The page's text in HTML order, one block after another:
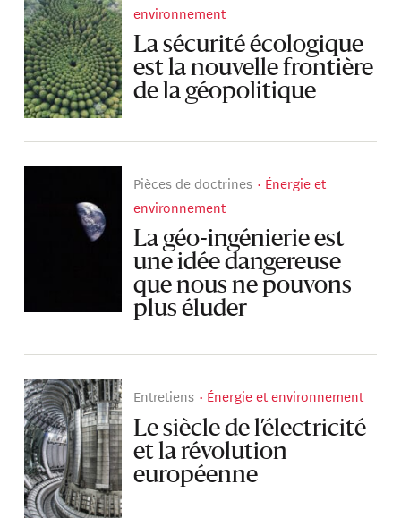
environnement
La sécurité écologique
est la nouvelle frontière
de la géopolitique
Pièces de doctrines
Énergie et
environnement
La géo-ingénierie est
une idée dangereuse
que nous ne pouvons
plus éluder
Entretiens Énergie et environnement
Le siècle de l’électricité
et la révolution
européenne